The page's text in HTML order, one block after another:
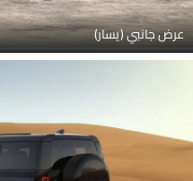
عرض جانبي (يسار)